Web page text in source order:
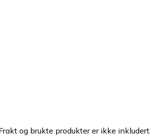
og brukte produkter er ikke inkludert.